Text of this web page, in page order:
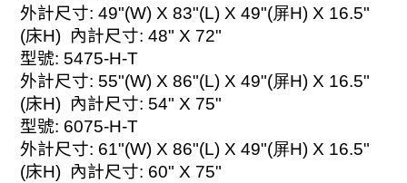
外計尺寸: 49"(W) X 83"(L) X 49"(屏H) X 16.5"
(床H) 內計尺寸: 48" X 72"
型號: 5475-H-T
外計尺寸: 55"(W) X 86"(L) X 49"(屏H) X 16.5"
(床H) 內計尺寸: 54" X 75"
型號: 6075-H-T
外計尺寸: 61"(W) X 86"(L) X 49"(屏H) X 16.5"
(床H) 內計尺寸: 60" X 75"